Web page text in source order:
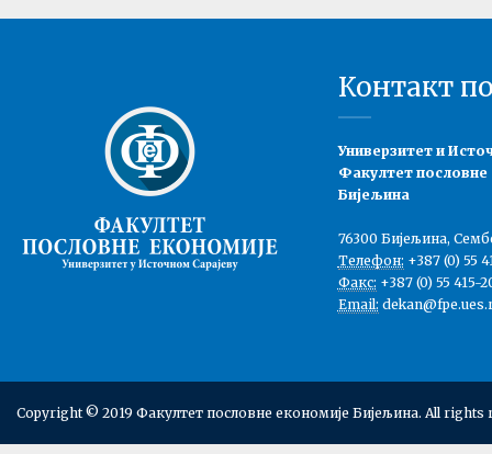
Контакт
Универзитет и
Факултет пословне
Бијељина
76300 Бијељина,
Телефон: +387 (0) 55
Факс: +387 (0) 55 415-
Email:
Copyright © 2019 Факултет пословне економије Бијељина. All rights